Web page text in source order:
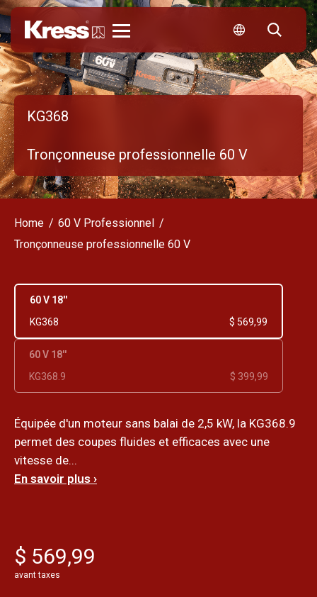
KG368
Tronçonneuse professionnelle 60 V
Home
60 V Professionnel
Tronçonneuse professionnelle 60 V
60 V 18''
KG368
$ 569,99
60 V 18''
KG368.9
$ 399,99
Équipée d'un moteur sans balai de 2,5 kW, la KG368.9
permet des coupes fluides et efficaces avec une
vitesse de...
En savoir plus ›
$ 569,99
avant taxes